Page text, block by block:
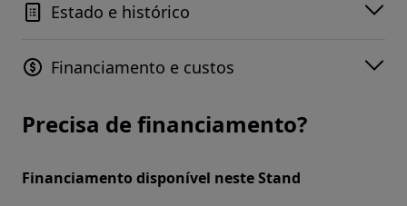
Estado e histórico
Financiamento e custos
Precisa de financiamento?
Financiamento disponível neste Stand